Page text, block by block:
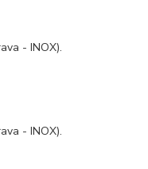
- INOX).
- INOX).